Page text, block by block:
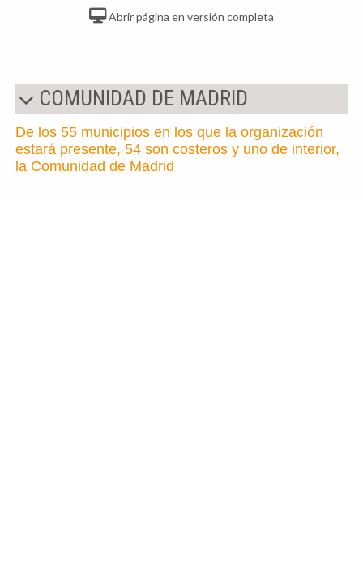
Abrir página en versión completa
COMUNIDAD DE MADRID
De los 55 municipios en los que la organización
estará presente, 54 son costeros y uno de interior,
la Comunidad de Madrid